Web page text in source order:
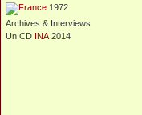
1972
Archives & Interviews
Un CD INA 2014